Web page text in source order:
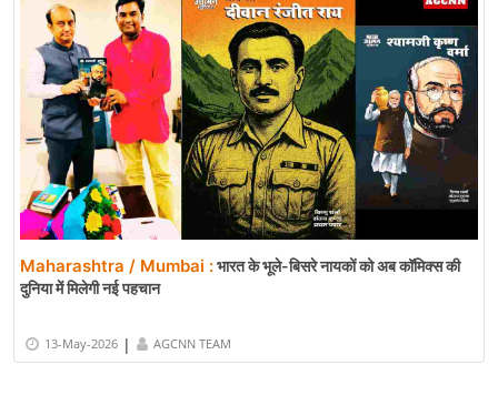
Maharashtra / Mumbai :भारत के भूले-बिसरे नायकों को अब कॉमिक्स की
दुनिया में मिलेगी नई पहचान
13-May-2026 | AGCNN TEAM